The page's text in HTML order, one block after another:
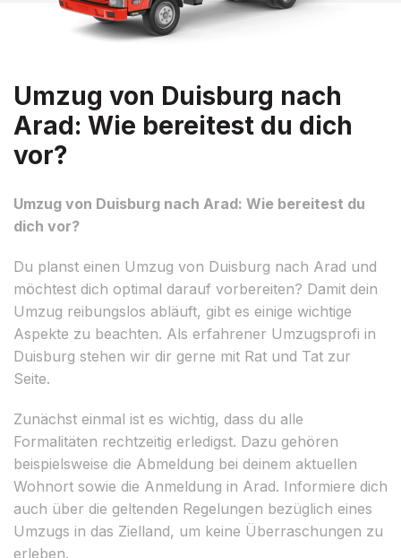
Umzug von Duisburg nach
Arad: Wie bereitest du dich
vor?
Umzug von Duisburg nach Arad: Wie bereitest du
dich vor?
Du planst einen Umzug von Duisburg nach Arad und
möchtest dich optimal darauf vorbereiten? Damit dein
Umzug reibungslos abläuft, gibt es einige wichtige
Aspekte zu beachten. Als erfahrener Umzugsprofi in
Duisburg stehen wir dir gerne mit Rat und Tat zur
Seite.
Zunächst einmal ist es wichtig, dass du alle
Formalitäten rechtzeitig erledigst. Dazu gehören
beispielsweise die Abmeldung bei deinem aktuellen
Wohnort sowie die Anmeldung in Arad. Informiere dich
auch über die geltenden Regelungen bezüglich eines
Umzugs in das Zielland, um keine Überraschungen zu
erleben.